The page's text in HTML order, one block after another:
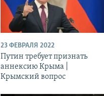
23 ФЕВРАЛЯ 2022
Путин требует признать
аннексию Крыма |
Крымский вопрос